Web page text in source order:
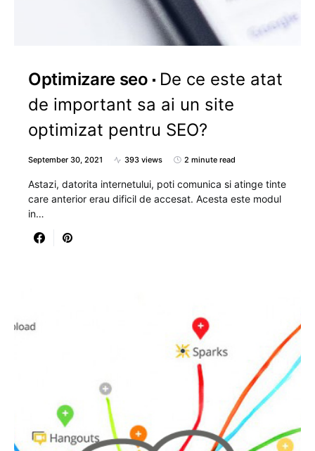
Optimizare seo
De ce este atat
de important sa ai un site
optimizat pentru SEO?
September 30, 2021 393 views 2 minute read
Astazi, datorita internetului, poti comunica si atinge tinte
care anterior erau dificil de accesat. Acesta este modul
in…